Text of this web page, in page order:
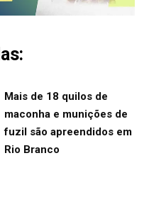
Mais de 18 quilos de
maconha e munições de
fuzil são apreendidos em
Rio Branco